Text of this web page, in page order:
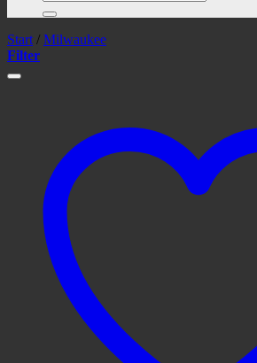
nach:
Start / Milwaukee
Filter